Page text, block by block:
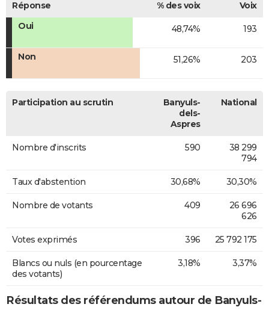
Réponse % des voix
Voix
Oui
48,74% 193
Non 51,26% 203
Participation au scrutin
Banyuls-
dels-
Aspres
National
Nombre d'inscrits 590
38 299
794
Taux d'abstention 30,68% 30,30%
Nombre de votants 409
26 696
626
Votes exprimés 396 25 792 175
Blancs ou nuls (en pourcentage
des votants)
3,18% 3,37%
Résultats des référendums autour de Banyuls-